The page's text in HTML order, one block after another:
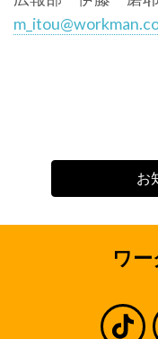
お
ワ